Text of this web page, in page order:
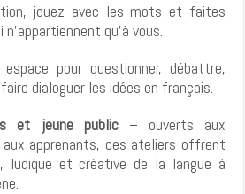
jouez avec les mots et faites
qu’à vous.
pour questionner, débattre,
dialoguer les idées en français.
et jeune public – ouverts aux
aux apprenants, ces ateliers offrent
ludique et créative de la langue à